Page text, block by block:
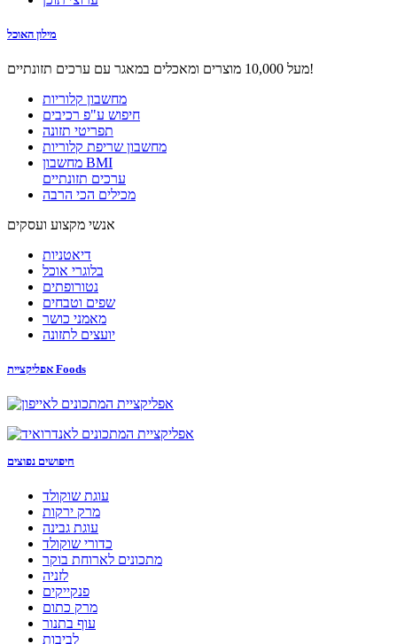
מילון האוכל
מעל 10,000 מוצרים ומאכלים במאגר עם ערכים תזונתיים!
מחשבון קלוריות
חיפוש ע"פ רכיבים
תפריטי תזונה
מחשבון שריפת קלוריות
מחשבון BMI
ערכים תזונתיים
מכילים הכי הרבה
אנשי מקצוע ועסקים
דיאטניות
בלוגרי אוכל
נטורופתים
שפים וטבחים
מאמני כושר
יועצים לתזונה
אפליקציית Foods
חיפושים נפוצים
עוגת שוקולד
מרק ירקות
עוגת גבינה
כדורי שוקולד
מתכונים לארוחת בוקר
לזניה
פנקייקים
מרק כתום
עוף בתנור
לביבות